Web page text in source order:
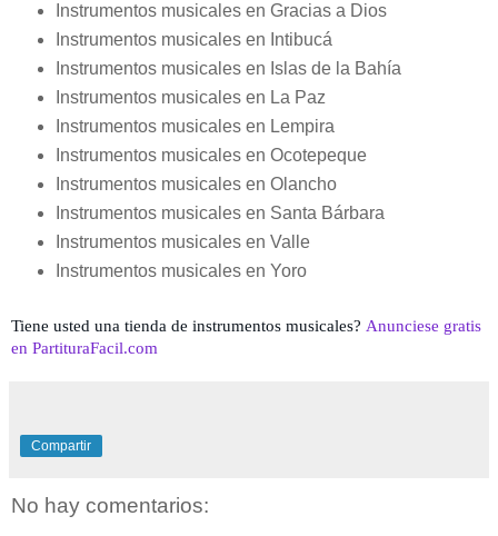
Instrumentos musicales en Gracias a Dios
Instrumentos musicales en Intibucá
Instrumentos musicales en Islas de la Bahía
Instrumentos musicales en La Paz
Instrumentos musicales en Lempira
Instrumentos musicales en Ocotepeque
Instrumentos musicales en Olancho
Instrumentos musicales en Santa Bárbara
Instrumentos musicales en Valle
Instrumentos musicales en Yoro
Tiene usted una tienda de instrumentos musicales? Anunciese gratis
en PartituraFacil.com
Compartir
No hay comentarios: